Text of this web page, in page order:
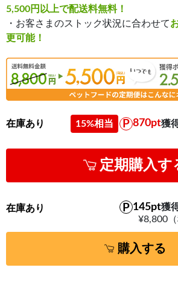
5,500円以上で配送料無料！
・お客さまのストック状況に合わせて
更可能！
15%相当 870pt獲
在庫あり
定期購入す
145pt獲
¥8,800
在庫あり
購入する